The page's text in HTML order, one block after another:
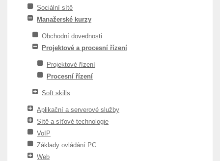
Sociální sítě
Manažerské kurzy
Obchodní dovednosti
Projektové a procesní řízení
Projektové řízení
Procesní řízení
Soft skills
Aplikační a serverové služby
Sítě a síťové technologie
VoIP
Základy ovládání PC
Web